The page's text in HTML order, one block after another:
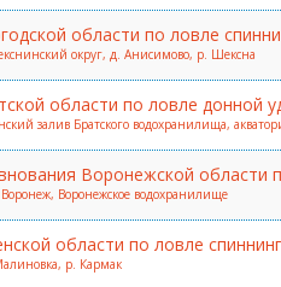
области по ловле
округ, д. Анисимово, р. Шексна
области по ловле донной
залив Братского водохранилища,
Воронежской области
Воронеж, Воронежское водохранилище
области по ловле
р. Кармак